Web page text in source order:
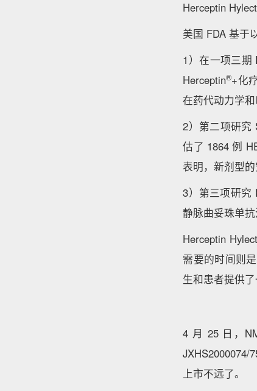
Herceptin
美国 FDA 基于
1）在一项三期
Herceptin®+化
在药代动力学
2）第二项研究
估了 1864 例
表明，新剂型
3）第三项研究
静脉曲妥珠单
Herceptin
需要的时间则
生和患者提供
4 月 25 日，
JXHS2000074/
上市不远了。